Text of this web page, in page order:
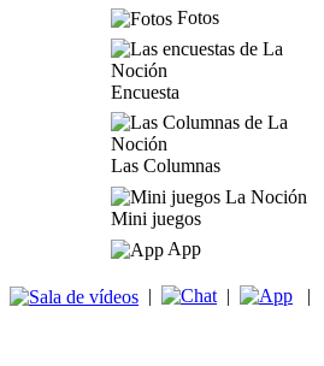
Fotos
Encuesta
Las Columnas
Mini juegos
App
| | |